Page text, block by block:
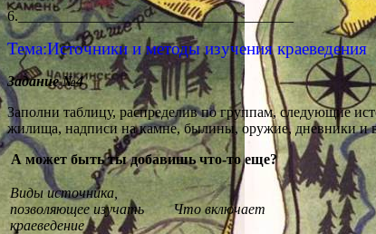
6.______________________________________
Тема:Источники и методы изучения краеведения
Задание №4
Заполни таблицу, распределив по группам, следующие
жилища, надписи на камне, былины, оружие, дневники и
А может быть ты добавишь что-то еще?
Виды источника,
позволяющее изучать
краеведение
Что включает